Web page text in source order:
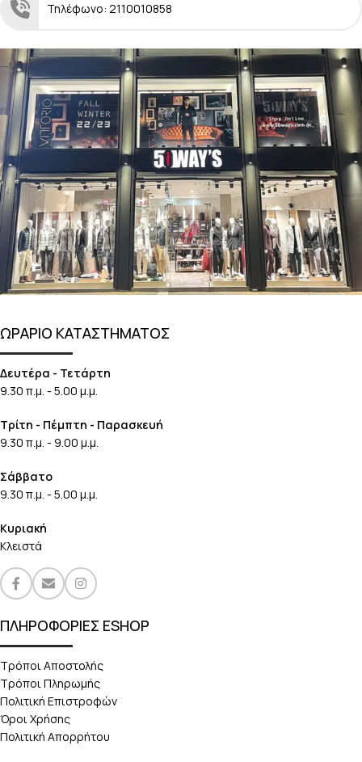
Τηλέφωνο: 2110010858
ΩΡΑΡΙΟ ΚΑΤΑΣΤΗΜΑΤΟΣ
Δευτέρα - Τετάρτη
9.30 π.μ. - 5.00 μ.μ.
Τρίτη - Πέμπτη - Παρασκευή
9.30 π.μ. - 9.00 μ.μ.
Σάββατο
9.30 π.μ. - 5.00 μ.μ.
Κυριακή
Κλειστά
ΠΛΗΡΟΦΟΡΙΕΣ ESHOP
Τρόποι Αποστολής
Τρόποι Πληρωμής
Πολιτική Επιστροφών
Όροι Χρήσης
Πολιτική Απορρήτου